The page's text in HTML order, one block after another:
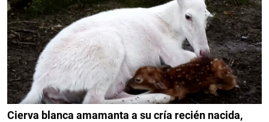
Cierva blanca amamanta a su cría recién nacida,